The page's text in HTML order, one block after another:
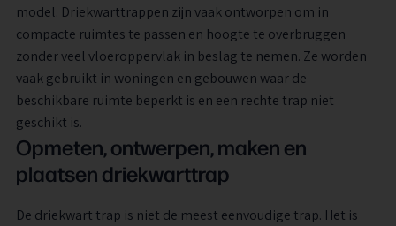
model. Driekwarttrappen zijn vaak ontworpen om in
compacte ruimtes te passen en hoogte te overbruggen
zonder veel vloeroppervlak in beslag te nemen. Ze worden
vaak gebruikt in woningen en gebouwen waar de
beschikbare ruimte beperkt is en een rechte trap niet
geschikt is.
Opmeten, ontwerpen, maken en
plaatsen driekwarttrap
De driekwart trap is niet de meest eenvoudige trap. Het is